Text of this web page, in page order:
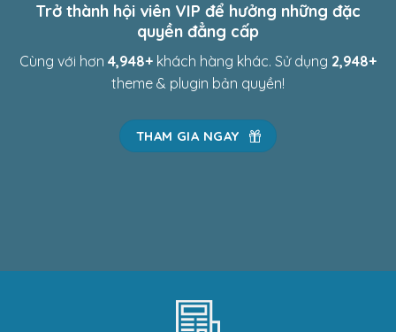
Trở thành hội viên VIP để hưởng những đặc
quyền đẳng cấp
Cùng với hơn 4,983+ khách hàng khác. Sử dụng 2,983+
theme & plugin bản quyền!
THAM GIA NGAY